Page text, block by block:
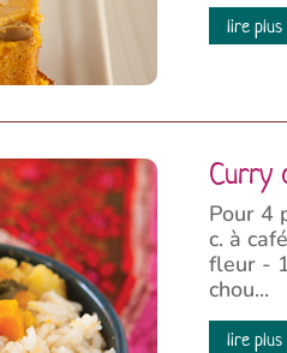
lire plus
Curry
Pour 4
c. à
fleur -
chou...
lire plus